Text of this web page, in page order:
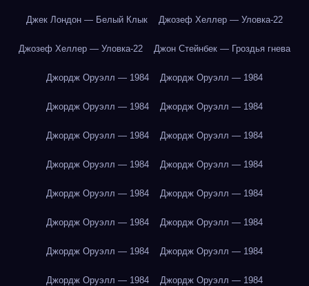
Джек Лондон — Белый Клык Джозеф Хеллер — Уловка-22
Джозеф Хеллер — Уловка-22 Джон Стейнбек — Гроздья гнева
Джордж Оруэлл — 1984 Джордж Оруэлл — 1984
Джордж Оруэлл — 1984 Джордж Оруэлл — 1984
Джордж Оруэлл — 1984 Джордж Оруэлл — 1984
Джордж Оруэлл — 1984 Джордж Оруэлл — 1984
Джордж Оруэлл — 1984 Джордж Оруэлл — 1984
Джордж Оруэлл — 1984 Джордж Оруэлл — 1984
Джордж Оруэлл — 1984 Джордж Оруэлл — 1984
Джордж Оруэлл — 1984 Джордж Оруэлл — 1984